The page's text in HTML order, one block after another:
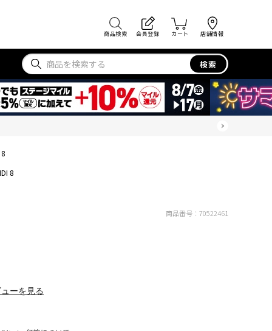
商品検索 会員登録 カート 店舗情報
検索
8
ーを見る
商品番号： 70522461